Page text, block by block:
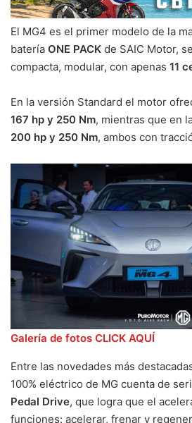
El MG4 es el primer modelo de la
batería ONE PACK de SAIC Motor,
compacta, modular, con apenas 11
En la versión Standard el motor
167 hp y 250 Nm, mientras que en
200 hp y 250 Nm, ambos con
Galería de fotos CLICK AQUÍ
Entre las novedades más
100% eléctrico de MG cuenta de
Pedal Drive, que logra que el
funciones: acelerar, frenar y